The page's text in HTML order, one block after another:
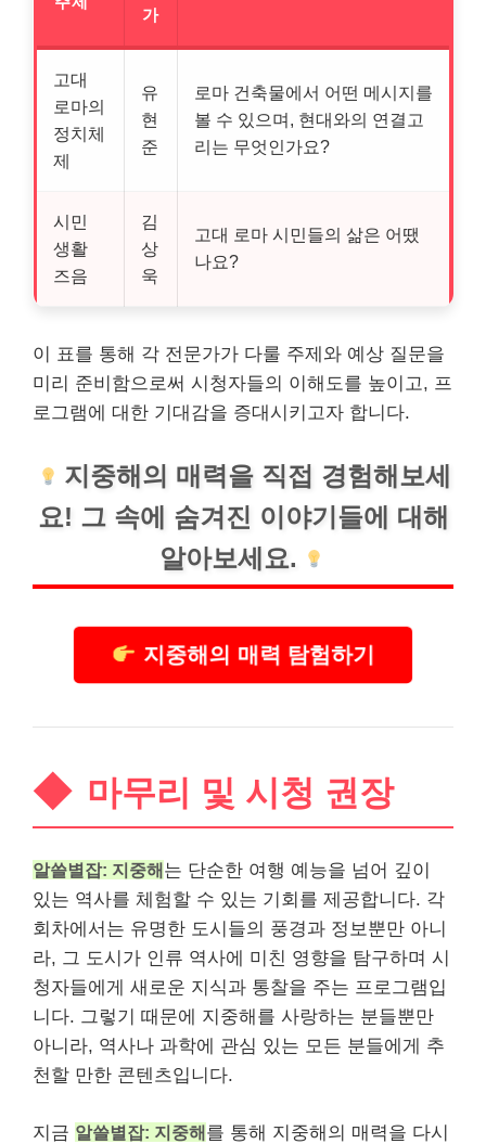
가
고대
로마의
정치체
제
유
현
준
로마 건축물에서 어떤 메시지를
볼 수 있으며, 현대와의 연결고
리는 무엇인가요?
시민
생활
즈음
김
상
욱
고대 로마 시민들의 삶은 어땠
나요?
이 표를 통해 각 전문가가 다룰 주제와 예상 질문을
미리 준비함으로써 시청자들의 이해도를 높이고, 프
로그램에 대한 기대감을 증대시키고자 합니다.
지중해의 매력을 직접 경험해보세
요! 그 속에 숨겨진 이야기들에 대해
알아보세요.
지중해의 매력 탐험하기
마무리 및 시청 권장
알쓸별잡: 지중해는 단순한 여행 예능을 넘어 깊이
있는 역사를 체험할 수 있는 기회를 제공합니다. 각
회차에서는 유명한 도시들의 풍경과 정보뿐만 아니
라, 그 도시가 인류 역사에 미친 영향을 탐구하며 시
청자들에게 새로운 지식과 통찰을 주는 프로그램입
니다. 그렇기 때문에 지중해를 사랑하는 분들뿐만
아니라, 역사나 과학에 관심 있는 모든 분들에게 추
천할 만한 콘텐츠입니다.
지금 알쓸별잡: 지중해를 통해 지중해의 매력을 다시